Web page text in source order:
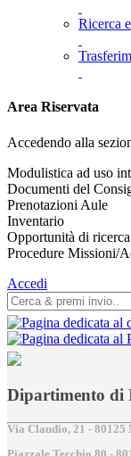
Ricerca
Area Riservata
Accedendo alla
Modulistica ad uso
Documenti del
Prenotazioni Aule
Inventario
Opportunità di ricerca
Procedure Missioni/
Accedi
Dipartimento di
Via Claudio, 21 -